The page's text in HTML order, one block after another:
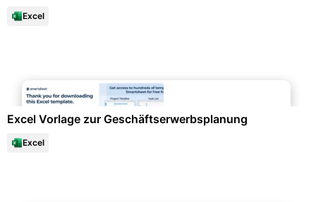
Excel
Excel Vorlage zur Geschäftserwerbsplanung
Excel